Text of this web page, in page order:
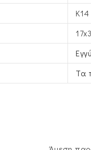
Τα